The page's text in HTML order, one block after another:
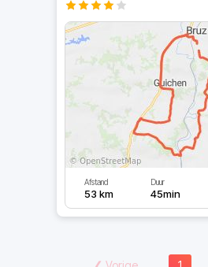
Afstand
53 km
Duur
45min